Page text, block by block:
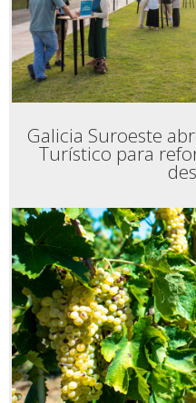
Galicia Suroeste
Turístico para